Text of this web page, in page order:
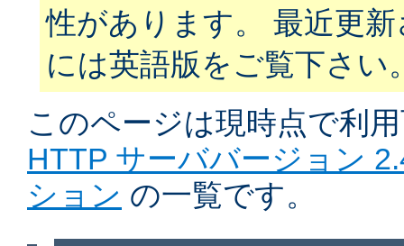
性があります。 最近更
には英語版をご覧下さい
このページは現時点で利
HTTP サーババージョン
ション の一覧です。